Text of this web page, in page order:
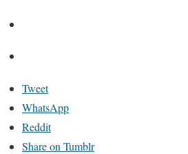
Tweet
WhatsApp
Reddit
Share on Tumblr